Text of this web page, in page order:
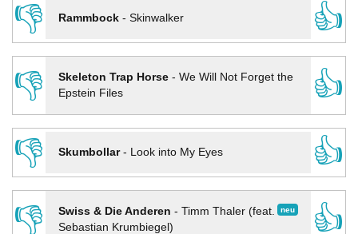
👎
Rammbock- Skinwalker
👍
👎
Skeleton Trap Horse- We Will Not Forget the
Epstein Files
👍
👎
Skumbollar- Look into My Eyes
👍
👎
neu
Swiss & Die Anderen - Timm Thaler (feat.
Sebastian Krumbiegel)
👍